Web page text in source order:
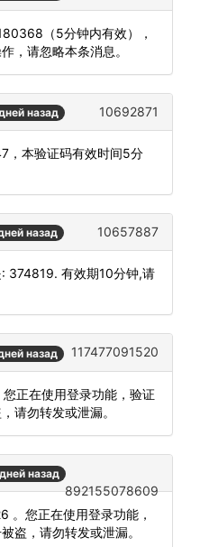
（5分钟内有效），
，请忽略本条消息。
назад 10692871
，本验证码有效时间5分
назад 10657887
: 374819. 有效期10分钟,请
назад 117477091520
正在使用登录功能，验证
请勿转发或泄漏。
назад
892155078609
。您正在使用登录功能，
盗，请勿转发或泄漏。